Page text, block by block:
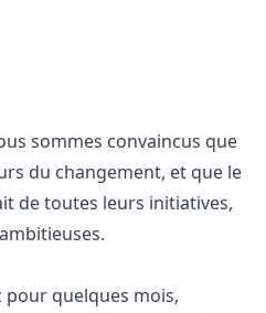
sommes convaincus que
du changement, et que le
de toutes leurs initiatives,
pour quelques mois,